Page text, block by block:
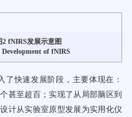
2 fNIRS发展示意图
Development of fNIRS
了快速发展阶段，主要体现在：
甚至超百；实现了从局部脑区到
计从实验室原型发展为实用化仪